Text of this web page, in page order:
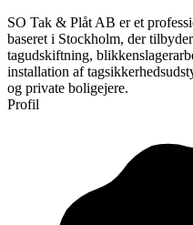
SO Tak & Plåt AB er et
baseret i Stockholm, der
tagudskiftning,
installation af
og private boligejere.
Profil